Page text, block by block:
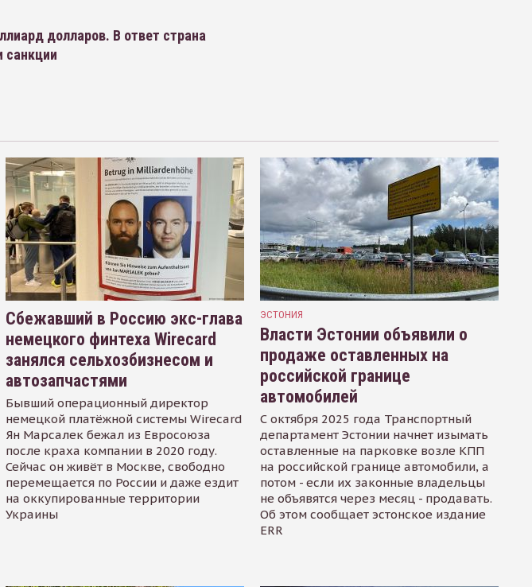
долларов. В ответ страна
санкции
Сбежавший в Россию экс-глава
немецкого финтеха Wirecard
занялся сельхозбизнесом и
автозапчастями
Бывший операционный директор
немецкой платёжной системы Wirecard
Ян Марсалек бежал из Евросоюза
после краха компании в 2020 году.
Сейчас он живёт в Москве, свободно
перемещается по России и даже ездит
на оккупированные территории
Украины
ЭСТОНИЯ
Власти Эстонии объявили о
продаже оставленных на
российской границе
автомобилей
С октября 2025 года Транспортный
департамент Эстонии начнет изымать
оставленные на парковке возле КПП
на российской границе автомобили, а
потом - если их законные владельцы
не объявятся через месяц - продавать.
Об этом сообщает эстонское издание
ERR